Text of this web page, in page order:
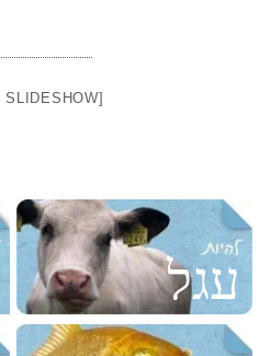
[SHOW AS SLIDESHOW]
עגל